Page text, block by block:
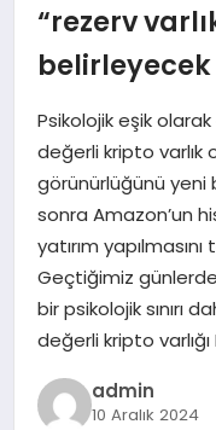
TEKNOLOJI
YAŞAM
“rezerv
belirleyecek
Psikolojik eşik
değerli kripto varlık
görünürlüğünü yeni
sonra Amazon’un
yatırım
Geçtiğimiz
bir psikolojik sınırı
değerli kripto
admin
10 Aralık 2024